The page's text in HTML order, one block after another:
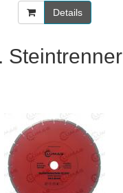
Details
Steintrenner